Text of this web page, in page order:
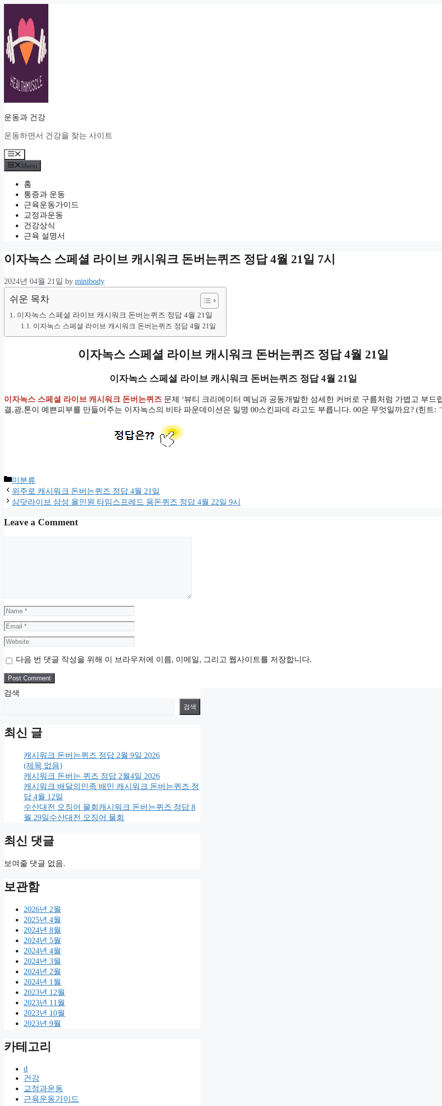
content
운동과 건강
운동하면서 건강을 찾는 사이트
Menu
Menu
홈
통증과 운동
근육운동가이드
교정과운동
건강상식
근육 설명서
이자녹스 스페셜 라이브 캐시워크 돈버는퀴즈 정답 4월 21일 7시
2024년 04월 21일 by minibody
쉬운 목차
이자녹스 스페셜 라이브 캐시워크 돈버는퀴즈 정답 4월 21일
이자녹스 스페셜 라이브 캐시워크 돈버는퀴즈 정답 4월 21일
이자녹스 스페셜 라이브 캐시워크 돈버는퀴즈정답 4월 21일
이자녹스 스페셜 라이브 캐시워크 돈버는퀴즈정답 4월 21일
이자녹스 스페셜 라이브 캐시워크 돈버는퀴즈 문제 ‘뷰티 크리에이터 몌님과 공동개발한 섬세한 커버로 구름처럼 가볍고 부드
결,광,톤이 예쁜피부를 만들어주는 이자녹스의 비타 파운데이션은 일명 00스킨파데 라고도 부릅니다. 00은 무엇일까요? (힌트:
Categories
미분류
위주로 캐시워크 돈버는퀴즈 정답 4월 21일
삼닷라이브 삼성 올인원 타임스프레드 용돈퀴즈 정답 4월 22일 9시
Leave a Comment
Name
Email
Website
다음 번 댓글 작성을 위해 이 브라우저에 이름, 이메일, 그리고 웹사이트를 저장합니다.
검색
검색
최신 글
캐시워크 돈버는퀴즈 정답 2월 9일 2026
(제목 없음)
캐시워크 돈버는 퀴즈 정답 2월4일 2026
캐시워크 배달의민족 배민 캐시워크 돈버는퀴즈 정
답 4월 12일
수산대전 오징어 물회캐시워크 돈버는퀴즈 정답 8
월 29일수산대전 오징어 물회
최신 댓글
보여줄 댓글 없음.
보관함
2026년 2월
2025년 4월
2024년 8월
2024년 5월
2024년 4월
2024년 3월
2024년 2월
2024년 1월
2023년 12월
2023년 11월
2023년 10월
2023년 9월
카테고리
d
건강
교정과운동
근육운동가이드